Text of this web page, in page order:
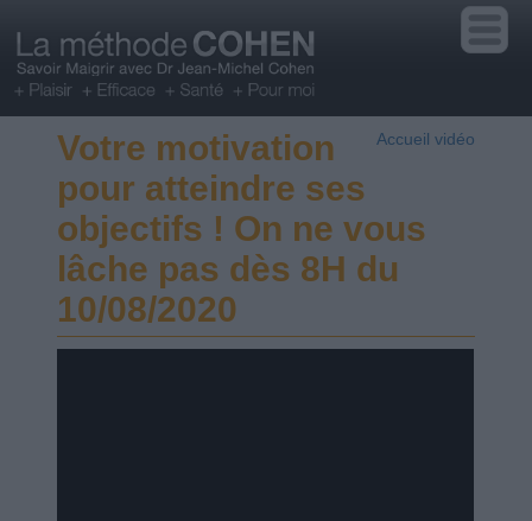
Accueil vidéo
Votre motivation
pour atteindre ses
objectifs ! On ne vous
lâche pas dès 8H du
10/08/2020